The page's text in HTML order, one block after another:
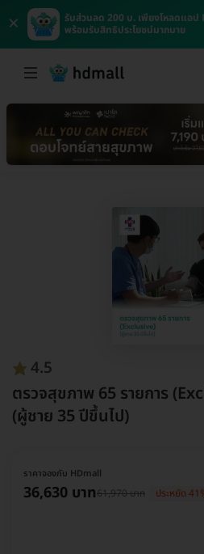
×
รับส่วนลด 200 บ. เพียงโหลดแอ
พร้อมรับสิทธิประโยชน์มากมาย
4.5
ตรวจสุขภาพ 65 รายการ
(ผู้ชาย 35 ปีขึ้นไป)
ราคาจองกับ HDmall
36,630 บาท61,970 บาท ประหยัด